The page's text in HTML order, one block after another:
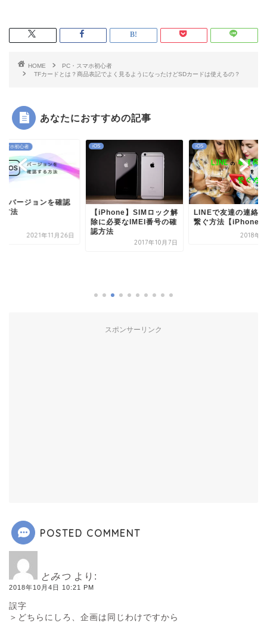
HOME
PC・スマホ初心者
TFカードとは？商品表記でよく見るようになったけどSDカードは使えるの？
あなたにおすすめの記事
マホ初心者
バージョンを確認
方法
2021年11月26日
iOS
【iPhone】SIMロック解
除に必要なIMEI番号の確
認方法
2017年10月7日
iOS
LINEで友達の連絡
繋ぐ方法【iPhone】
2018年4
スポンサーリンク
POSTED COMMENT
とみつ より:
2018年10月4日 10:21 PM
誤字
＞どちらにしろ、企画は同じわけですから